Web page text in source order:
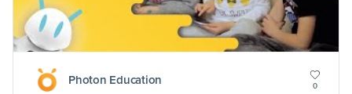
Photon Education 0